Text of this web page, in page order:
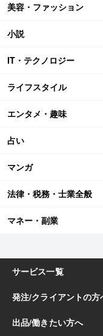
美容・ファッション
小説
IT・テクノロジー
ライフスタイル
エンタメ・趣味
占い
マンガ
法律・税務・士業全般
マネー・副業